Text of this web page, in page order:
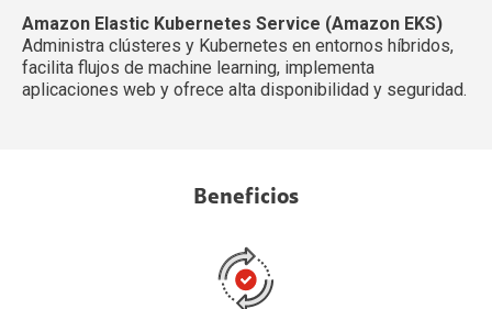
Amazon Elastic Kubernetes Service (Amazon EKS)
Administra clústeres y Kubernetes en entornos híbridos,
facilita flujos de machine learning, implementa
aplicaciones web y ofrece alta disponibilidad y seguridad.
Beneficios